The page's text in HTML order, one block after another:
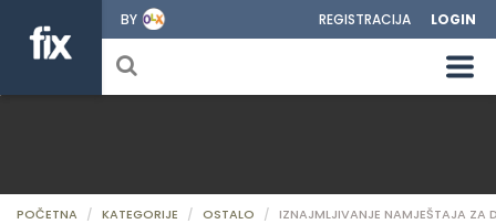
BY REGISTRACIJA LOGIN
POČETNA KATEGORIJE OSTALO IZNAJMLJIVANJE NAMJEŠTAJA ZA